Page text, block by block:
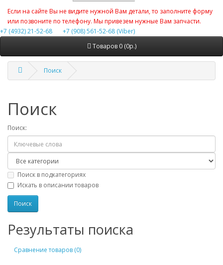
Если на сайте Вы не видите нужной Вам детали, то заполните форму
или позвоните по телефону. Мы привезем нужные Вам запчасти.
+7 (4932) 21-52-68
+7 (908) 561-52-68 (Viber)
Товаров 0 (0р.)
Поиск
Поиск
Поиск:
Поиск в подкатегориях
Искать в описании товаров
Результаты поиска
Сравнение товаров (0)